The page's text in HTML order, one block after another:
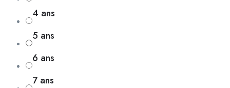
4 ans
5 ans
6 ans
7 ans